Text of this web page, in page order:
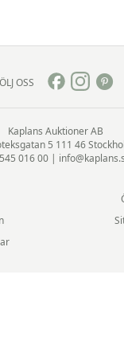
OSS
Kaplans Auktioner AB
5 111 46
016 00 |